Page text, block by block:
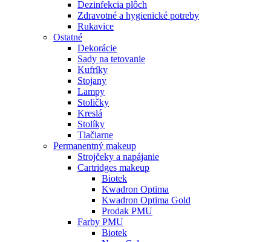
Dezinfekcia plôch
Zdravotné a hygienické potreby
Rukavice
Ostatné
Dekorácie
Sady na tetovanie
Kufríky
Stojany
Lampy
Stoličky
Kreslá
Stolíky
Tlačiarne
Permanentný makeup
Strojčeky a napájanie
Cartridges makeup
Biotek
Kwadron Optima
Kwadron Optima Gold
Prodak PMU
Farby PMU
Biotek